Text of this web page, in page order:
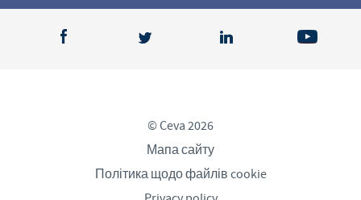
© Ceva 2026
Мапа сайту
Політика щодо файлів cookie